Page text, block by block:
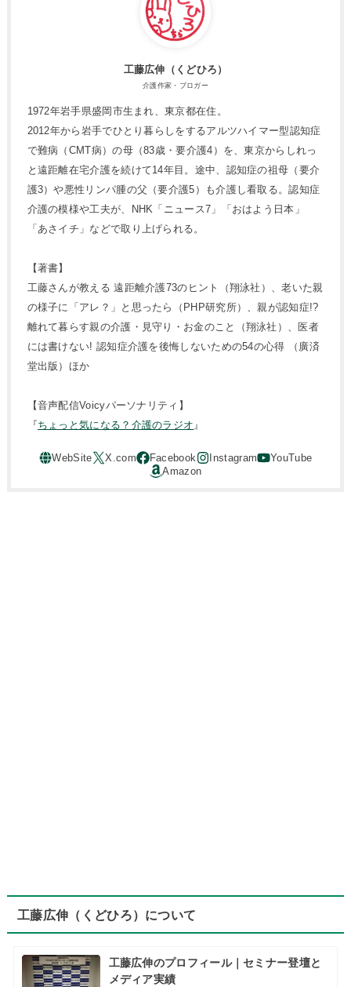
工藤広伸（くどひろ）
介護作家・ブロガー
1972年岩手県盛岡市生まれ、東京都在住。
2012年から岩手でひとり暮らしをするアルツハイマー型認知症
で難病（CMT病）の母（83歳・要介護4）を、東京からしれっ
と遠距離在宅介護を続けて14年目。途中、認知症の祖母（要介
護3）や悪性リンパ腫の父（要介護5）も介護し看取る。認知症
介護の模様や工夫が、NHK「ニュース7」「おはよう日本」
「あさイチ」などで取り上げられる。
【著書】
工藤さんが教える 遠距離介護73のヒント（翔泳社）、老いた親
の様子に「アレ？」と思ったら（PHP研究所）、親が認知症!?
離れて暮らす親の介護・見守り・お金のこと（翔泳社）、医者
には書けない! 認知症介護を後悔しないための54の心得 （廣済
堂出版）ほか
【音声配信Voicyパーソナリティ】
『ちょっと気になる？介護のラジオ 』
工藤広伸（くどひろ）について
工藤広伸のプロフィール｜セミナー登壇と
メディア実績